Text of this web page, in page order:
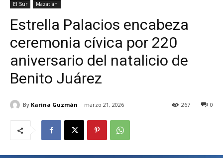
El Sur Mazatlán
Estrella Palacios encabeza
ceremonia cívica por 220
aniversario del natalicio de
Benito Juárez
By Karina Guzmán marzo 21, 2026 0
267